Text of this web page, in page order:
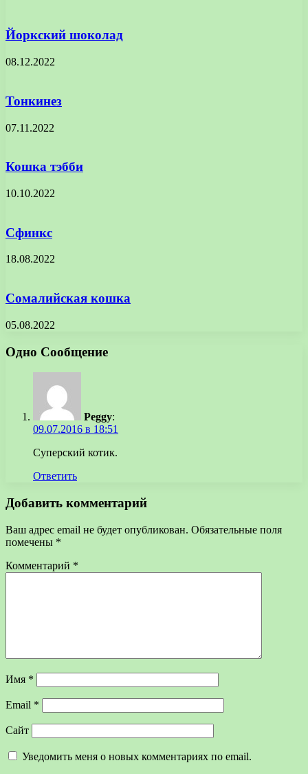
Йоркский шоколад
08.12.2022
Тонкинез
07.11.2022
Кошка тэбби
10.10.2022
Сфинкс
18.08.2022
Сомалийская кошка
05.08.2022
Одно Сообщение
Peggy:
09.07.2016 в 18:51
Суперский котик.
Ответить
Добавить комментарий
Ваш адрес email не будет опубликован. Обязательные поля
помечены *
Комментарий *
Имя *
Email *
Сайт
Уведомить меня о новых комментариях по email.